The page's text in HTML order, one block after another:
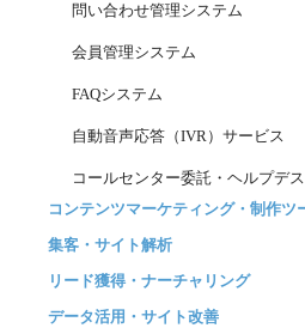
問い合わせ管理システム
会員管理システム
FAQシステム
自動音声応答（IVR）サービス
コールセンター委託・ヘルプデ
コンテンツマーケティング・制作ツ
集客・サイト解析
リード獲得・ナーチャリング
データ活用・サイト改善